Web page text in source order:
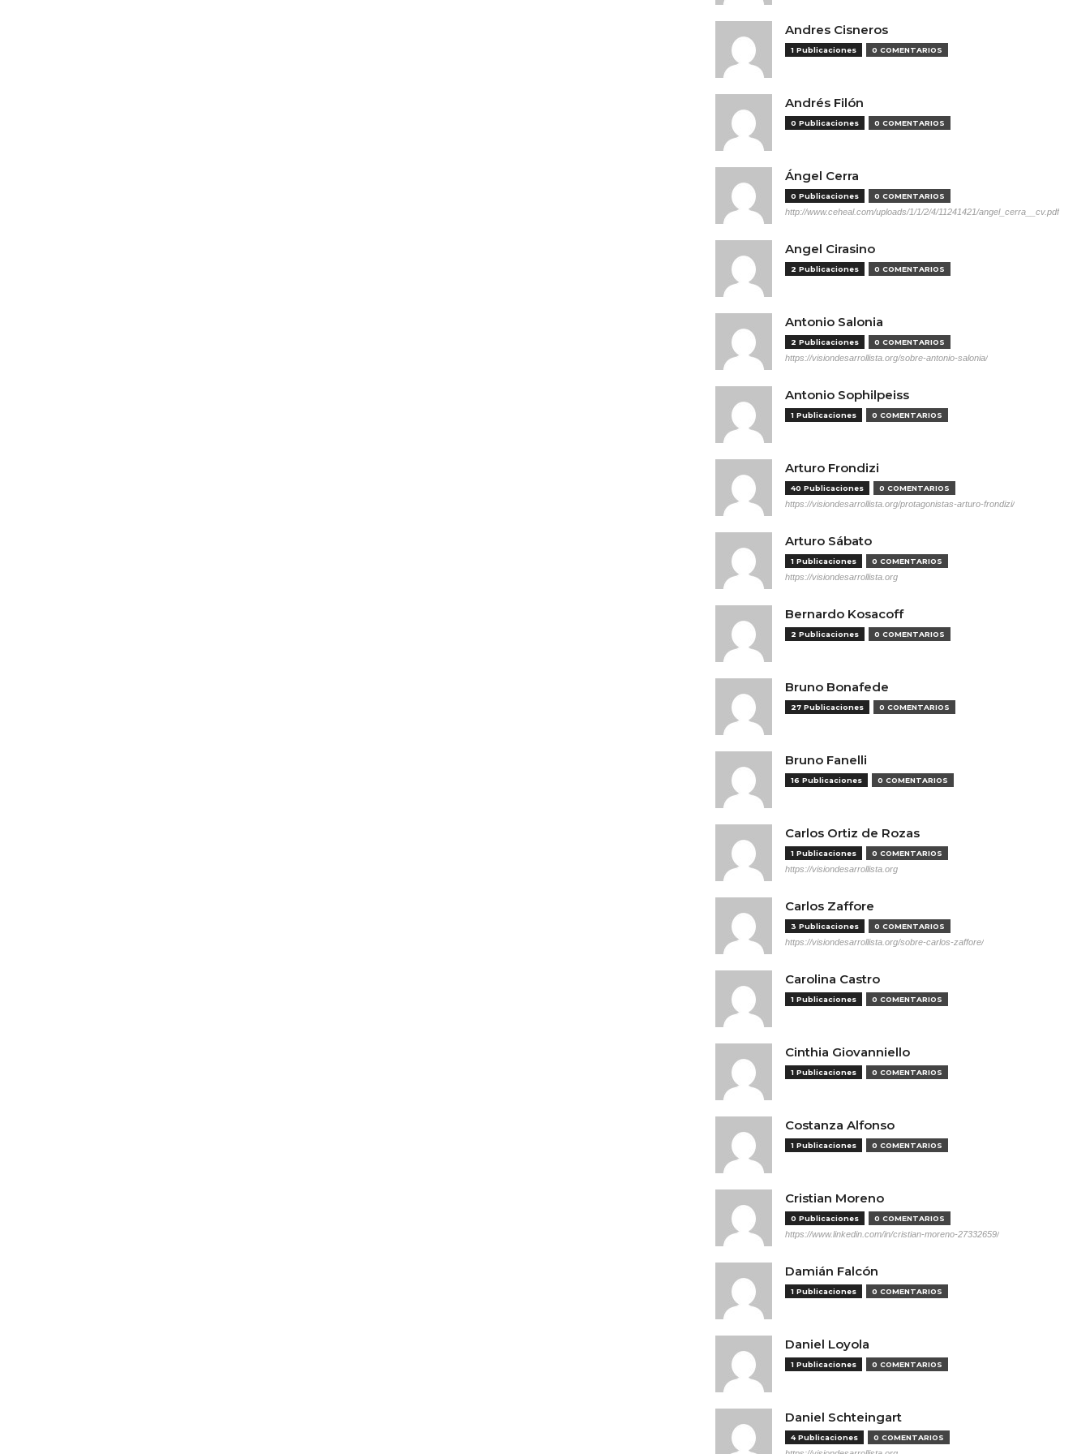
Andres Cisneros
1 Publicaciones 0 COMENTARIOS
Andrés Filón
0 Publicaciones 0 COMENTARIOS
Ángel Cerra
0 Publicaciones 0 COMENTARIOS
http://www.ceheal.com/uploads/1/1/2/4/11241421/angel_cerra__cv.pdf
Angel Cirasino
2 Publicaciones 0 COMENTARIOS
Antonio Salonia
2 Publicaciones 0 COMENTARIOS
https://visiondesarrollista.org/sobre-antonio-salonia/
Antonio Sophilpeiss
1 Publicaciones 0 COMENTARIOS
Arturo Frondizi
40 Publicaciones 0 COMENTARIOS
https://visiondesarrollista.org/protagonistas-arturo-frondizi/
Arturo Sábato
1 Publicaciones 0 COMENTARIOS
https://visiondesarrollista.org
Bernardo Kosacoff
2 Publicaciones 0 COMENTARIOS
Bruno Bonafede
27 Publicaciones 0 COMENTARIOS
Bruno Fanelli
16 Publicaciones 0 COMENTARIOS
Carlos Ortiz de Rozas
1 Publicaciones 0 COMENTARIOS
https://visiondesarrollista.org
Carlos Zaffore
3 Publicaciones 0 COMENTARIOS
https://visiondesarrollista.org/sobre-carlos-zaffore/
Carolina Castro
1 Publicaciones 0 COMENTARIOS
Cinthia Giovanniello
1 Publicaciones 0 COMENTARIOS
Costanza Alfonso
1 Publicaciones 0 COMENTARIOS
Cristian Moreno
0 Publicaciones 0 COMENTARIOS
https://www.linkedin.com/in/cristian-moreno-27332659/
Damián Falcón
1 Publicaciones 0 COMENTARIOS
Daniel Loyola
1 Publicaciones 0 COMENTARIOS
Daniel Schteingart
4 Publicaciones 0 COMENTARIOS